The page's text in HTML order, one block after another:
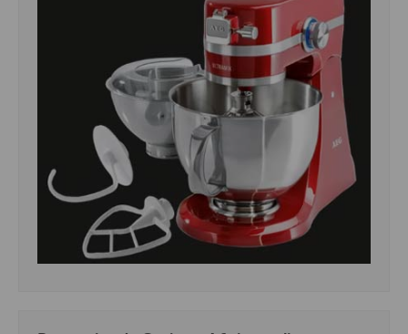
Cocina portuguesa
Cocina Rusa
Cocina Sueca
Cocina Suiza
Cocina Turca